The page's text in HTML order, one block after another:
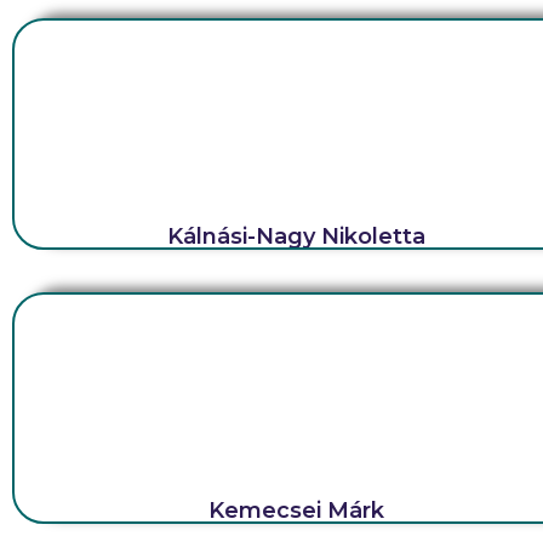
Kálnási-Nagy Nikoletta
Kemecsei Márk